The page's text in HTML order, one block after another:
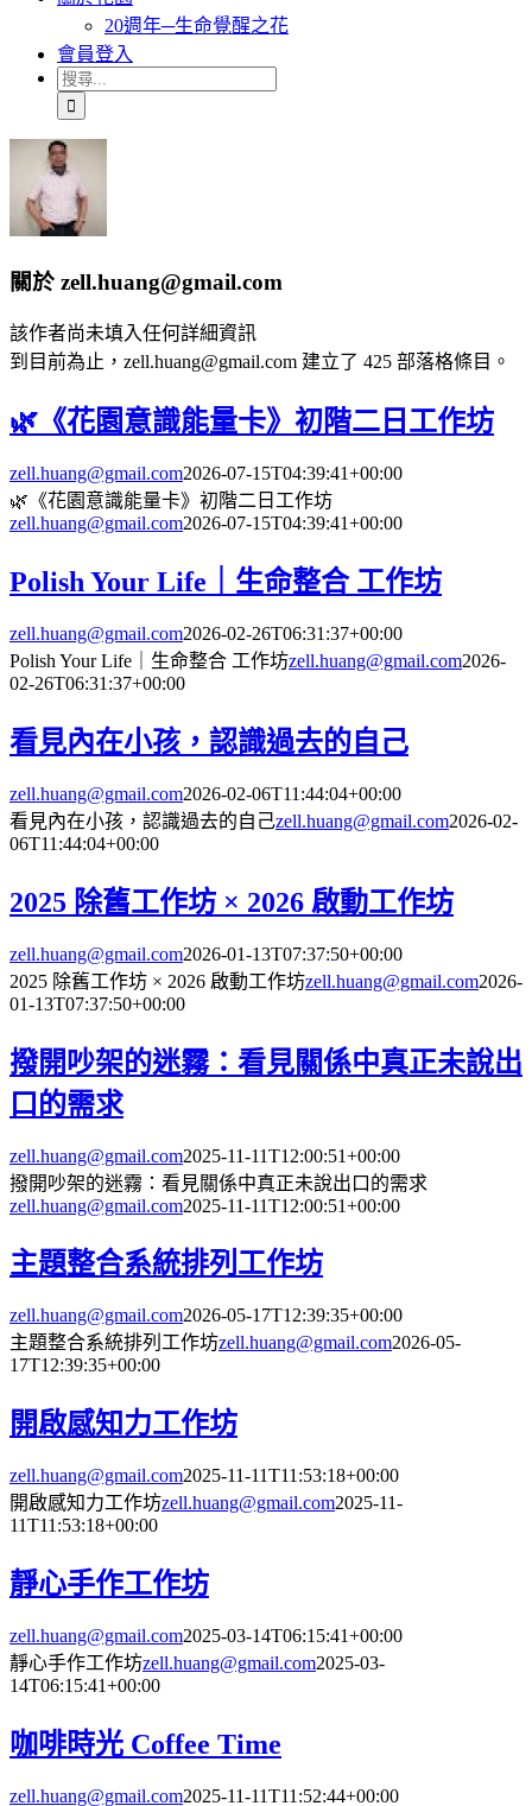
20週年─生命覺醒之花
會員登入
搜
尋
結
果：
關於 zell.huang@gmail.com
該作者尚未填入任何詳細資訊
到目前為止，zell.huang@gmail.com 建立了 425 部落格條目。
🌿《花園意識能量卡》初階二日工作坊
zell.huang@gmail.com2026-07-15T04:39:41+00:00
🌿《花園意識能量卡》初階二日工作坊
zell.huang@gmail.com2026-07-15T04:39:41+00:00
Polish Your Life｜生命整合 工作坊
zell.huang@gmail.com2026-02-26T06:31:37+00:00
Polish Your Life｜生命整合 工作坊zell.huang@gmail.com2026-
02-26T06:31:37+00:00
看見內在小孩，認識過去的自己
zell.huang@gmail.com2026-02-06T11:44:04+00:00
看見內在小孩，認識過去的自己zell.huang@gmail.com2026-02-
06T11:44:04+00:00
2025 除舊工作坊 × 2026 啟動工作坊
zell.huang@gmail.com2026-01-13T07:37:50+00:00
2025 除舊工作坊 × 2026 啟動工作坊zell.huang@gmail.com2026-
01-13T07:37:50+00:00
撥開吵架的迷霧：看見關係中真正未說出
口的需求
zell.huang@gmail.com2025-11-11T12:00:51+00:00
撥開吵架的迷霧：看見關係中真正未說出口的需求
zell.huang@gmail.com2025-11-11T12:00:51+00:00
主題整合系統排列工作坊
zell.huang@gmail.com2026-05-17T12:39:35+00:00
主題整合系統排列工作坊zell.huang@gmail.com2026-05-
17T12:39:35+00:00
開啟感知力工作坊
zell.huang@gmail.com2025-11-11T11:53:18+00:00
開啟感知力工作坊zell.huang@gmail.com2025-11-
11T11:53:18+00:00
靜心手作工作坊
zell.huang@gmail.com2025-03-14T06:15:41+00:00
靜心手作工作坊zell.huang@gmail.com2025-03-
14T06:15:41+00:00
咖啡時光 Coffee Time
zell.huang@gmail.com2025-11-11T11:52:44+00:00